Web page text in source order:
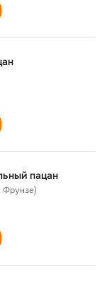
пацан
Фрунзе)